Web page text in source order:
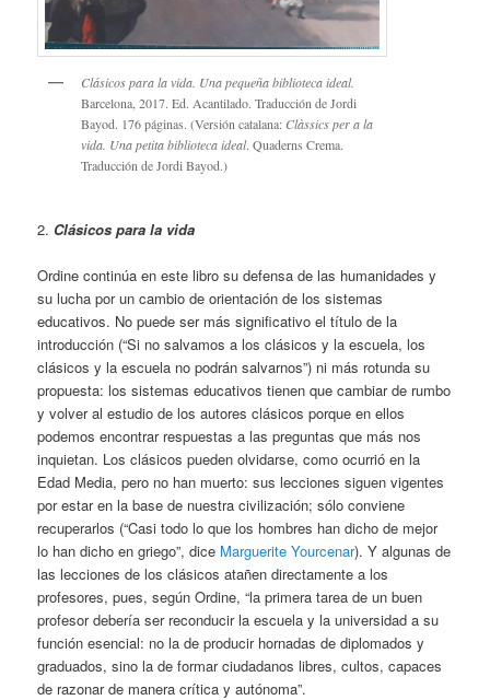
Clásicos para la vida. Una pequeña biblioteca ideal.
Barcelona, 2017. Ed. Acantilado. Traducción de Jordi
Bayod. 176 páginas. (Versión catalana: Clàssics per a la
vida. Una petita biblioteca ideal. Quaderns Crema.
Traducción de Jordi Bayod.)
2. Clásicos para la vida
Ordine continúa en este libro su defensa de las humanidades y
su lucha por un cambio de orientación de los sistemas
educativos. No puede ser más significativo el título de la
introducción (“Si no salvamos a los clásicos y la escuela, los
clásicos y la escuela no podrán salvarnos”) ni más rotunda su
propuesta: los sistemas educativos tienen que cambiar de rumbo
y volver al estudio de los autores clásicos porque en ellos
podemos encontrar respuestas a las preguntas que más nos
inquietan. Los clásicos pueden olvidarse, como ocurrió en la
Edad Media, pero no han muerto: sus lecciones siguen vigentes
por estar en la base de nuestra civilización; sólo conviene
recuperarlos (“Casi todo lo que los hombres han dicho de mejor
lo han dicho en griego”, dice Marguerite Yourcenar). Y algunas de
las lecciones de los clásicos atañen directamente a los
profesores, pues, según Ordine, “la primera tarea de un buen
profesor debería ser reconducir la escuela y la universidad a su
función esencial: no la de producir hornadas de diplomados y
graduados, sino la de formar ciudadanos libres, cultos, capaces
de razonar de manera crítica y autónoma”.